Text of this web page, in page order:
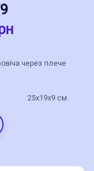
через плече
25x19x9 см